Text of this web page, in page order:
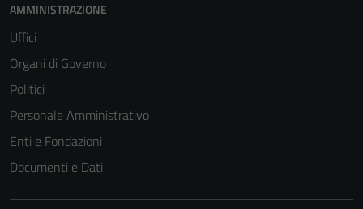
AMMINISTRAZIONE
Uffici
Organi di Governo
Politici
Personale Amministrativo
Enti e Fondazioni
Documenti e Dati